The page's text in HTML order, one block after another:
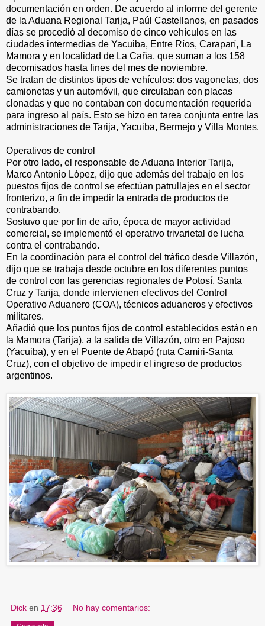
documentación en orden. De acuerdo al informe del gerente
de la Aduana Regional Tarija, Paúl Castellanos, en pasados
días se procedió al decomiso de cinco vehículos en las
ciudades intermedias de Yacuiba, Entre Ríos, Caraparí, La
Mamora y en localidad de La Caña, que suman a los 158
decomisados hasta fines del mes de noviembre.
Se tratan de distintos tipos de vehículos: dos vagonetas, dos
camionetas y un automóvil, que circulaban con placas
clonadas y que no contaban con documentación requerida
para ingreso al país. Esto se hizo en tarea conjunta entre las
administraciones de Tarija, Yacuiba, Bermejo y Villa Montes.
Operativos de control
Por otro lado, el responsable de Aduana Interior Tarija,
Marco Antonio López, dijo que además del trabajo en los
puestos fijos de control se efectúan patrullajes en el sector
fronterizo, a fin de impedir la entrada de productos de
contrabando.
Sostuvo que por fin de año, época de mayor actividad
comercial, se implementó el operativo trivarietal de lucha
contra el contrabando.
En la coordinación para el control del tráfico desde Villazón,
dijo que se trabaja desde octubre en los diferentes puntos
de control con las gerencias regionales de Potosí, Santa
Cruz y Tarija, donde intervienen efectivos del Control
Operativo Aduanero (COA), técnicos aduaneros y efectivos
militares.
Añadió que los puntos fijos de control establecidos están en
la Mamora (Tarija), a la salida de Villazón, otro en Pajoso
(Yacuiba), y en el Puente de Abapó (ruta Camiri-Santa
Cruz), con el objetivo de impedir el ingreso de productos
argentinos.
Dick en 17:36 No hay comentarios: